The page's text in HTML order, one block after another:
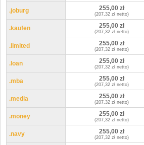
.joburg 255,00 zł
(207,32 zł netto)
.kaufen 255,00 zł
(207,32 zł netto)
.limited 255,00 zł
(207,32 zł netto)
.loan 255,00 zł
(207,32 zł netto)
.mba 255,00 zł
(207,32 zł netto)
.media 255,00 zł
(207,32 zł netto)
.money 255,00 zł
(207,32 zł netto)
.navy 255,00 zł
(207,32 zł netto)